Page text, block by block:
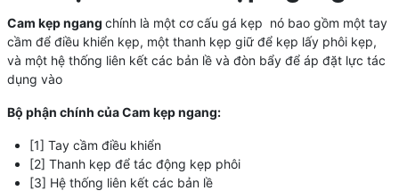
Cam kẹp ngang chính là một cơ cấu gá kẹp nó bao gồm một tay
cầm để điều khiển kẹp, một thanh kẹp giữ để kẹp lấy phôi kẹp,
và một hệ thống liên kết các bản lề và đòn bẩy để áp đặt lực tác
dụng vào
Bộ phận chính của Cam kẹp ngang:
[1] Tay cầm điều khiển
[2] Thanh kẹp để tác động kẹp phôi
[3] Hệ thống liên kết các bản lề